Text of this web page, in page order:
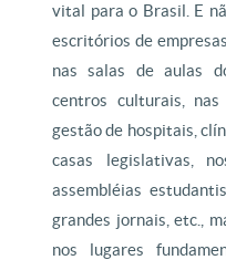
vital para o Brasil. E
escritórios de
nas salas de aulas
centros culturais,
gestão de hospitais,
casas legislativas,
assembléias
grandes jornais, etc.,
nos lugares